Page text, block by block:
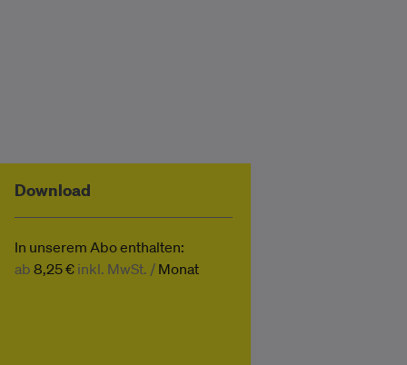
Download
In unserem Abo enthalten:
ab 8,25 € inkl. MwSt. / Monat